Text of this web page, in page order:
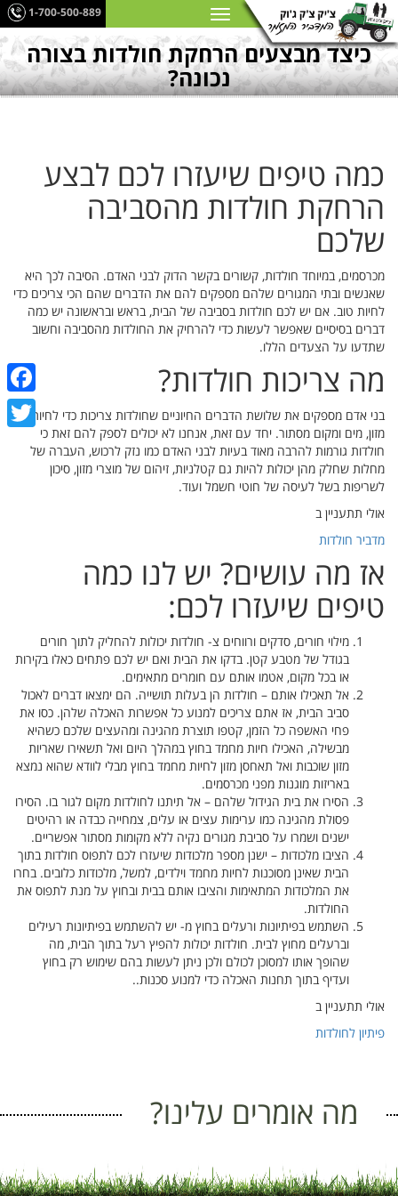
1-700-500-889
כיצד מבצעים הרחקת חולדות בצורה
נכונה?
כמה טיפים שיעזרו לכם לבצע
הרחקת חולדות מהסביבה
שלכם
מכרסמים, במיוחד חולדות, קשורים בקשר הדוק לבני האדם. הסיבה לכך היא
שאנשים ובתי המגורים שלהם מספקים להם את הדברים שהם הכי צריכים כדי
לחיות טוב. אם יש לכם חולדות בסביבה של הבית, בראש ובראשונה יש כמה
דברים בסיסיים שאפשר לעשות כדי להרחיק את החולדות מהסביבה וחשוב
שתדעו על הצעדים הללו.
מה צריכות חולדות?
בני אדם מספקים את שלושת הדברים החיוניים שחולדות צריכות כדי לחיות:
מזון, מים ומקום מסתור. יחד עם זאת, אנחנו לא יכולים לספק להם זאת כי
חולדות גורמות להרבה מאוד בעיות לבני האדם כמו נזק לרכוש, העברה של
מחלות שחלק מהן יכולות להיות גם קטלניות, זיהום של מוצרי מזון, סיכון
לשריפות בשל לעיסה של חוטי חשמל ועוד.
אולי תתעניין ב
מדביר חולדות
אז מה עושים? יש לנו כמה
טיפים שיעזרו לכם:
מילוי חורים, סדקים ורווחים צ- חולדות יכולות להחליק לתוך חורים
בגודל של מטבע קטן. בדקו את הבית ואם יש לכם פתחים כאלו בקירות
או בכל מקום, אטמו אותם עם חומרים מתאימים.
אל תאכילו אותם – חולדות הן בעלות תושייה. הם ימצאו דברים לאכול
סביב הבית, אז אתם צריכים למנוע כל אפשרות האכלה שלהן. כסו את
פחי האשפה כל הזמן, קטפו תוצרת מהגינה ומהעצים שלכם כשהיא
מבשילה, האכילו חיות מחמד בחוץ במהלך היום ואל תשאירו שאריות
מזון שוכבות ואל תאחסן מזון לחיות מחמד בחוץ מבלי לוודא שהוא נמצא
באריזות מוגנות מפני מכרסמים.
הסירו את בית הגידול שלהם – אל תיתנו לחולדות מקום לגור בו. הסירו
פסולת מהגינה כמו ערימות עצים או עלים, צמחייה כבדה או רהיטים
ישנים ושמרו על סביבת מגורים נקיה ללא מקומות מסתור אפשריים.
הציבו מלכודות – ישנן מספר מלכודות שיעזרו לכם לתפוס חולדות בתוך
הבית שאינן מסוכנות לחיות מחמד וילדים, למשל, מלכודות כלובים. בחרו
את המלכודות המתאימות והציבו אותם בבית ובחוץ על מנת לתפוס את
החולדות.
השתמש בפיתיונות ורעלים בחוץ מ- יש להשתמש בפיתיונות רעילים
וברעלים מחוץ לבית. חולדות יכולות להפיץ רעל בתוך הבית, מה
שהופך אותו למסוכן לכולם ולכן ניתן לעשות בהם שימוש רק בחוץ
ועדיף בתוך תחנות האכלה כדי למנוע סכנות..
אולי תתעניין ב
פיתיון לחולדות
מה אומרים עלינו?